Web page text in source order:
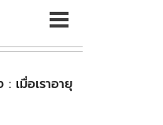
: เมื่อเราอายุ